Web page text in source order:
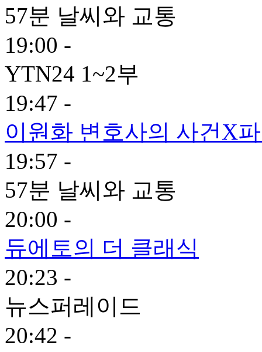
57분 날씨와 교통
19:00 -
YTN24 1~2부
19:47 -
이원화 변호사의 사건X
19:57 -
57분 날씨와 교통
20:00 -
듀에토의 더 클래식
20:23 -
뉴스퍼레이드
20:42 -